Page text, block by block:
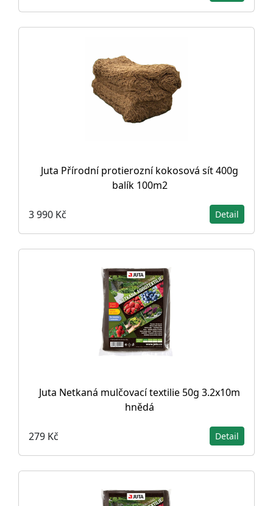
Juta Přírodní protierozní kokosová sít 400g
balík 100m2
3 990 Kč Detail
Juta Netkaná mulčovací textilie 50g 3.2x10m
hnědá
279 Kč Detail